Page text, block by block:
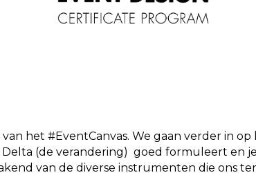
het #EventCanvas. We gaan verder in
(de verandering) goed formuleert en
van de diverse instrumenten die ons